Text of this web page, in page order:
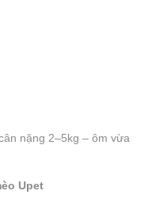
nặng 2–5kg – ôm vừa
Upet